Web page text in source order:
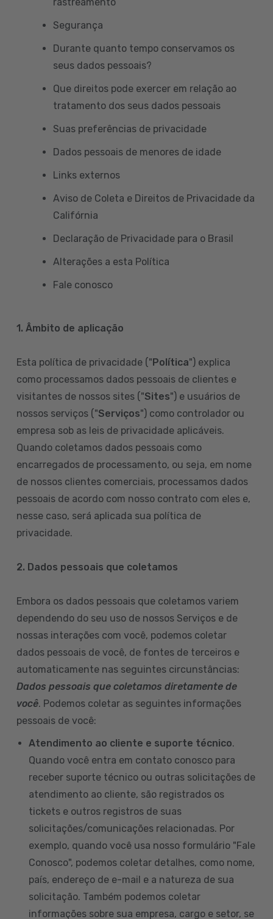
Segurança
Durante quanto tempo conservamos os
seus dados pessoais?
Que direitos pode exercer em relação ao
tratamento dos seus dados pessoais
Suas preferências de privacidade
Dados pessoais de menores de idade
Links externos
Aviso de Coleta e Direitos de Privacidade da
Califórnia
Declaração de Privacidade para o Brasil
Alterações a esta Política
Fale conosco
1. Âmbito de aplicação
Esta política de privacidade ("Política") explica
como processamos dados pessoais de clientes e
visitantes de nossos sites ("Sites") e usuários de
nossos serviços ("Serviços") como controlador ou
empresa sob as leis de privacidade aplicáveis.
Quando coletamos dados pessoais como
encarregados de processamento, ou seja, em nome
de nossos clientes comerciais, processamos dados
pessoais de acordo com nosso contrato com eles e,
nesse caso, será aplicada sua política de
privacidade.
2. Dados pessoais que coletamos
Embora os dados pessoais que coletamos variem
dependendo do seu uso de nossos Serviços e de
nossas interações com você, podemos coletar
dados pessoais de você, de fontes de terceiros e
automaticamente nas seguintes circunstâncias:
Dados pessoais que coletamos diretamente de
você. Podemos coletar as seguintes informações
pessoais de você:
Atendimento ao cliente e suporte técnico.
Quando você entra em contato conosco para
receber suporte técnico ou outras solicitações de
atendimento ao cliente, são registrados os
tickets e outros registros de suas
solicitações/comunicações relacionadas. Por
exemplo, quando você usa nosso formulário "Fale
Conosco", podemos coletar detalhes, como nome,
país, endereço de e-mail e a natureza de sua
solicitação. Também podemos coletar
informações sobre sua empresa, cargo e setor, se